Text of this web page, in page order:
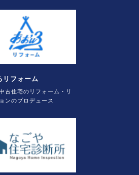
リフォーム
古住宅のリフォーム・リ
ンのプロデュース